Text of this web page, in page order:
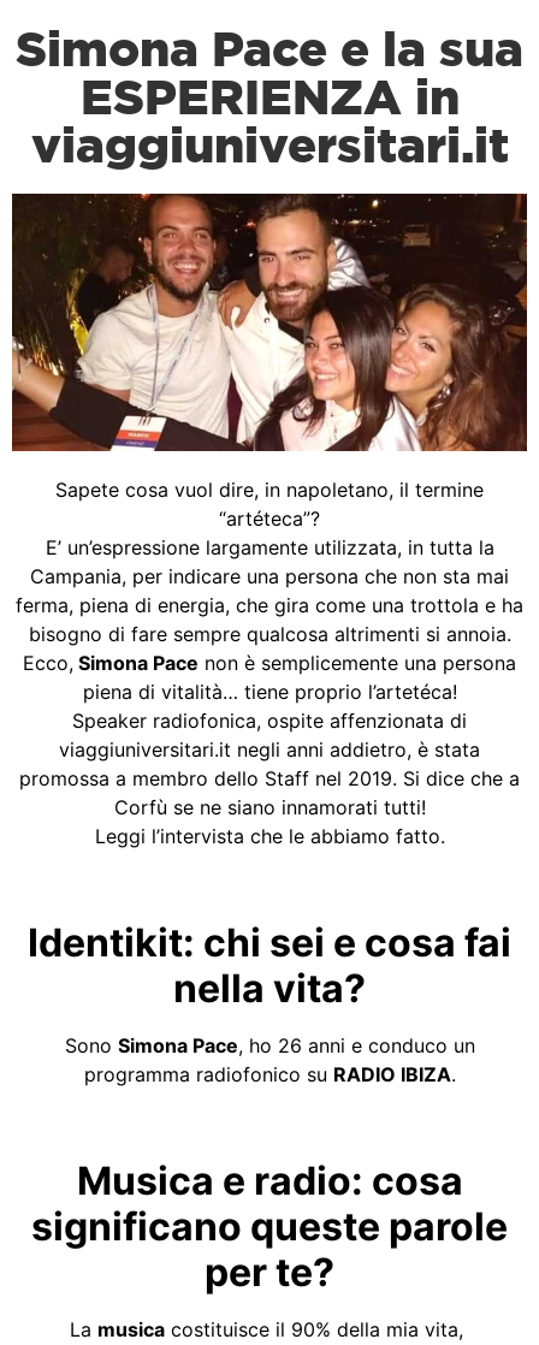
Simona Pace e la sua
ESPERIENZA in
viaggiuniversitari.it
Sapete cosa vuol dire, in napoletano, il termine
“artéteca”?
E’ un’espressione largamente utilizzata, in tutta la
Campania, per indicare una persona che non sta mai
ferma, piena di energia, che gira come una trottola e ha
bisogno di fare sempre qualcosa altrimenti si annoia.
Ecco, Simona Pace non è semplicemente una persona
piena di vitalità… tiene proprio l’artetéca!
Speaker radiofonica, ospite affenzionata di
viaggiuniversitari.it negli anni addietro, è stata
promossa a membro dello Staff nel 2019. Si dice che a
Corfù se ne siano innamorati tutti!
Leggi l’intervista che le abbiamo fatto.
Identikit: chi sei e cosa fai
nella vita?
Sono Simona Pace, ho 26 anni e conduco un
programma radiofonico su RADIO IBIZA.
Musica e radio: cosa
significano queste parole
per te?
La musica costituisce il 90% della mia vita,